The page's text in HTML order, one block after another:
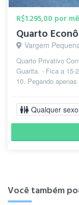
R$1.295,00 por
Vargem
Quarto Privativo
Guarita. - Fica a 15-
10. Pegando
Qualquer sexo
Você também